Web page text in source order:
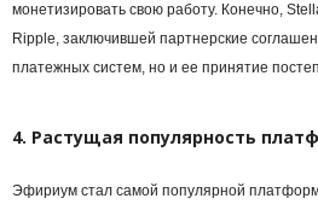
монетизировать свою работу. Конечно,
Ripple, заключившей партнерские
платежных систем, но и ее принятие
4. Растущая популярность
Эфириум стал самой популярной